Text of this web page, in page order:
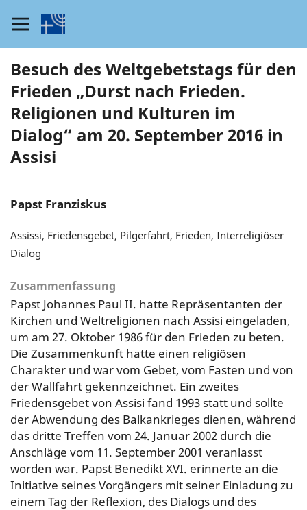
Besuch des Weltgebetstags für den
Frieden „Durst nach Frieden.
Religionen und Kulturen im
Dialog“ am 20. September 2016 in
Assisi
Papst Franziskus
Assissi, Friedensgebet, Pilgerfahrt, Frieden, Interreligiöser
Dialog
Zusammenfassung
Papst Johannes Paul II. hatte Repräsentanten der
Kirchen und Weltreligionen nach Assisi eingeladen,
um am 27. Oktober 1986 für den Frieden zu beten.
Die Zusammenkunft hatte einen religiösen
Charakter und war vom Gebet, vom Fasten und von
der Wallfahrt gekennzeichnet. Ein zweites
Friedensgebet von Assisi fand 1993 statt und sollte
der Abwendung des Balkankrieges dienen, während
das dritte Treffen vom 24. Januar 2002 durch die
Anschläge vom 11. September 2001 veranlasst
worden war. Papst Benedikt XVI. erinnerte an die
Initiative seines Vorgängers mit seiner Einladung zu
einem Tag der Reflexion, des Dialogs und des